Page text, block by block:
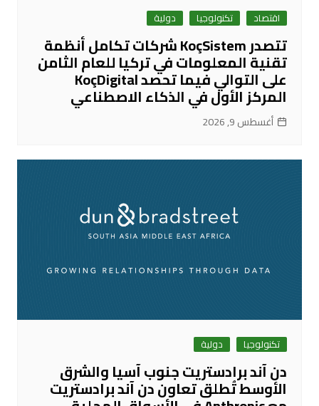
اقتصاد تكنولوجيا دولية
تتصدر KoçSistem شركات تكامل أنظمة
تقنية المعلومات في تركيا للعام الثامن
على التوالي فيما تحصد KoçDigital
المركز الأول في الذكاء الاصطناعي
أغسطس 9, 2026
تكنولوجيا دولية
دن آند برادستريت جنوب آسيا والشرق
الأوسط تُطلق تعاون دن آند برادستريت